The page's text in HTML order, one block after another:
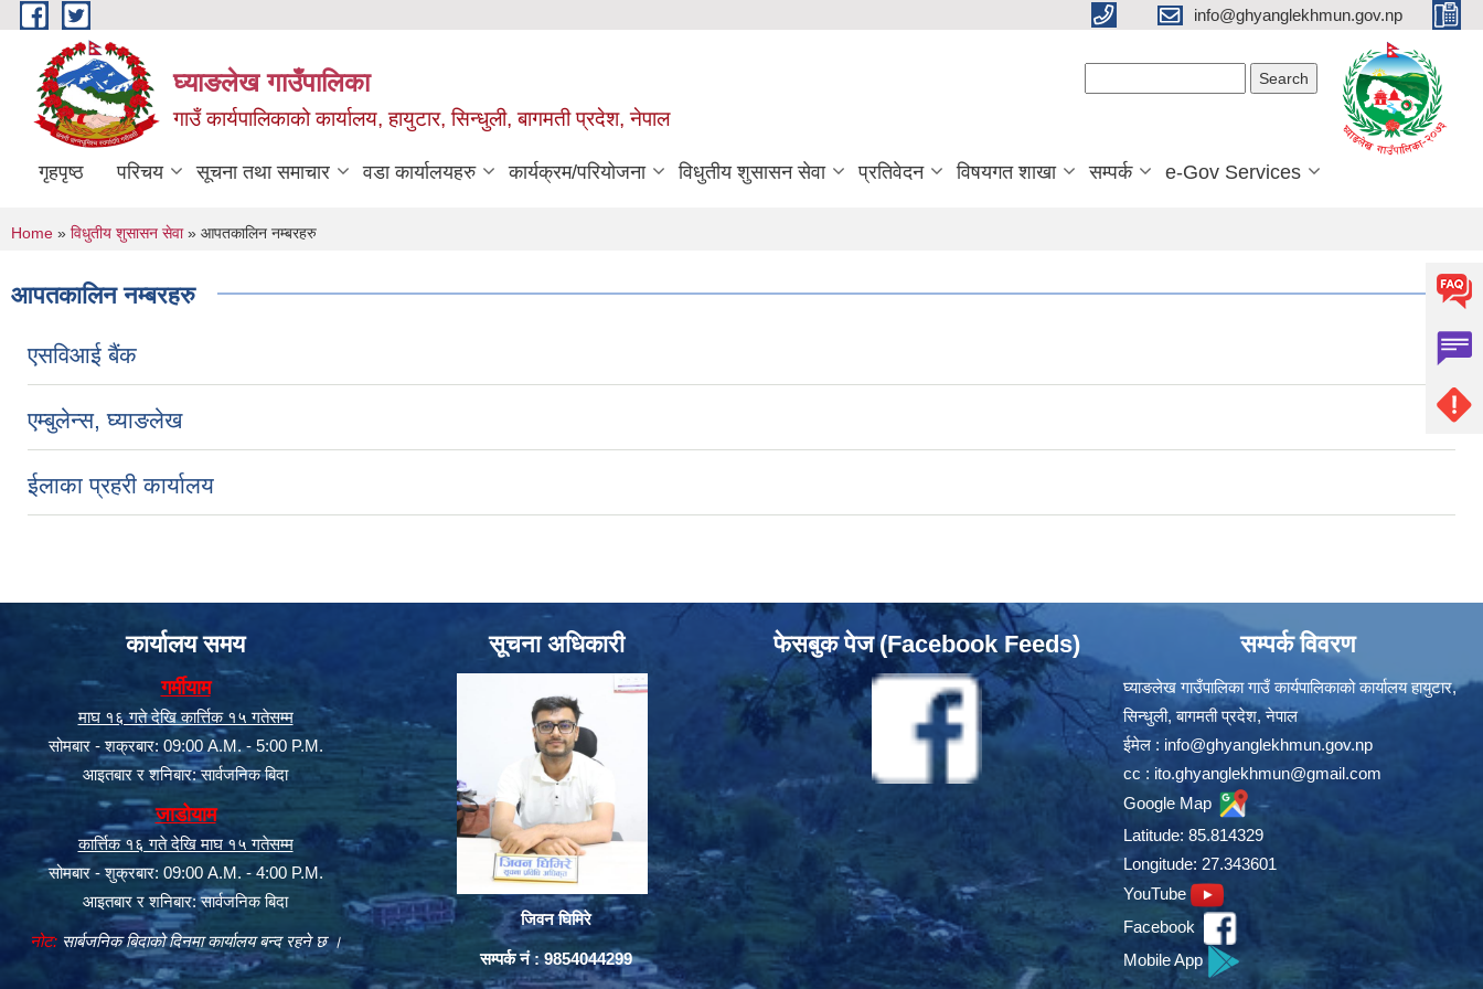
Skip to main content info@ghyanglekhmun.gov.np
घ्याङलेख गाउँपालिका
गाउँ कार्यपालिकाको कार्यालय, हायुटार, सिन्धुली, बागमती प्रदेश, नेपाल
गृहपृष्ठ परिचय सूचना तथा समाचार वडा कार्यालयहरु कार्यक्रम/परियोजना विधुतीय शुसासन सेवा प्रतिवेदन विषयगत शाखा सम्पर्क e-Gov Services
You are here
Home » विधुतीय शुसासन सेवा» आपतकालिन नम्बरहरु
आपतकालिन नम्बरहरु
एसविआई बैंक
एम्बुलेन्स, घ्याङलेख
ईलाका प्रहरी कार्यालय
कार्यालय समय
गर्मीयाम
माघ १६ गते देखि कार्त्तिक १५ गतेसम्म
सोमबार - शक्रबार: 09:00 A.M. - 5:00 P.M.
आइतबार र शनिबार: सार्वजनिक बिदा
जाडोयाम
कार्त्तिक १६ गते देखि माघ १५ गतेसम्म
सोमबार - शुक्रबार: 09:00 A.M. - 4:00 P.M.
आइतबार र शनिबार: सार्वजनिक बिदा
नोट:सार्बजनिक बिदाको दिनमा कार्यालय बन्द रहने छ ।
सूचना अधिकारी
जिवन घिमिरे
सम्पर्क नं : 9854044299
फेसबुक पेज (Facebook Feeds) सम्पर्क विवरण
घ्याङलेख गाउँपालिका गाउँ कार्यपालिकाको कार्यालय हायुटार,
सिन्धुली, बागमती प्रदेश, नेपाल
ईमेल : info@ghyanglekhmun.gov.np
cc : ito.ghyanglekhmun@gmail.com
Google Map
Latitude: 85.814329
Longitude: 27.343601
YouTube
Facebook
Mobile App